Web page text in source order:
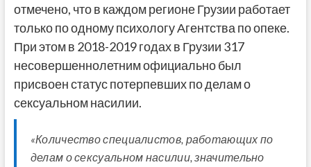
отмечено, что в каждом регионе Грузии работает
только по одному психологу Агентства по опеке.
При этом в 2018-2019 годах в Грузии 317
несовершеннолетним официально был
присвоен статус потерпевших по делам о
сексуальном насилии.
«Количество специалистов, работающих по
делам о сексуальном насилии, значительно